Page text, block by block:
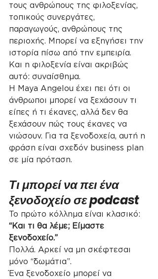
τους ανθρώπους της φιλοξενίας,
τοπικούς συνεργάτες,
παραγωγούς, ανθρώπους της
περιοχής. Μπορεί να εξηγήσει την
ιστορία πίσω από την εμπειρία.
Και η φιλοξενία είναι ακριβώς
αυτό: συναίσθημα.
Η Maya Angelou έχει πει ότι οι
άνθρωποι μπορεί να ξεχάσουν τι
είπες ή τι έκανες, αλλά δεν θα
ξεχάσουν πώς τους έκανες να
νιώσουν. Για τα ξενοδοχεία, αυτή η
φράση είναι σχεδόν business plan
σε μία πρόταση.
Τι μπορεί να πει ένα
ξενοδοχείο σε podcast
Το πρώτο κόλλημα είναι κλασικό:
“Και τι θα λέμε; Είμαστε
ξενοδοχείο.”
Πολλά. Αρκεί να μη σκέφτεσαι
μόνο “δωμάτια”.
Ένα ξενοδοχείο μπορεί να